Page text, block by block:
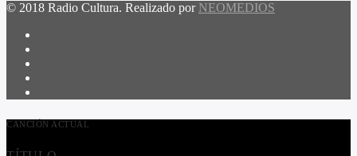
© 2018 Radio Cultura. Realizado por NEOMEDIOS
CANCIÓN ACTUAL